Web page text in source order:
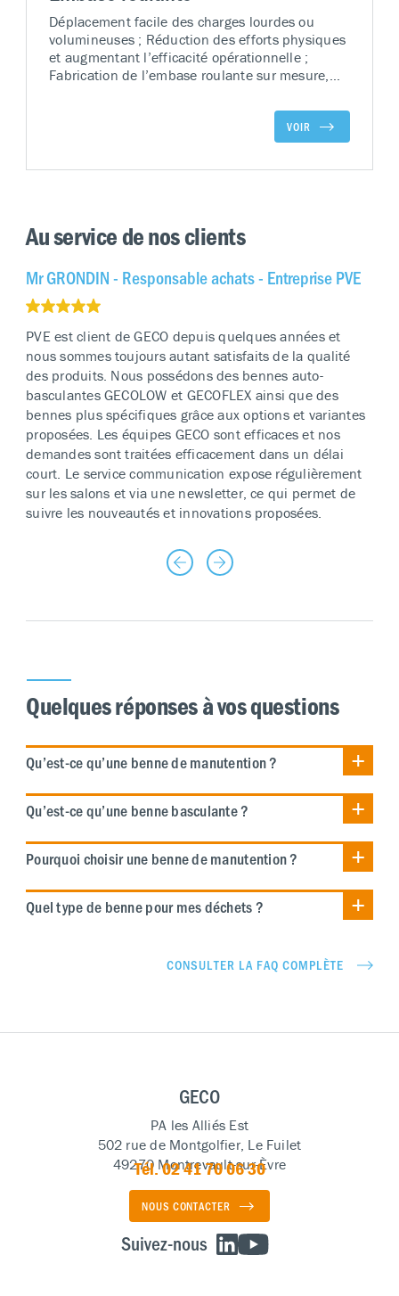
Déplacement facile des charges lourdes ou
volumineuses ; Réduction des efforts physiques
et augmentant l’efficacité opérationnelle ;
Fabrication de l’embase roulante sur mesure,
revêtements possibles : caillebotis, bois, tôle
VOIR
Au service de nos clients
Mr GRONDIN - Responsable achats - Entreprise PVE
PVE est client de GECO depuis quelques années et
nous sommes toujours autant satisfaits de la qualité
des produits. Nous possédons des bennes auto-
basculantes GECOLOW et GECOFLEX ainsi que des
bennes plus spécifiques grâce aux options et variantes
proposées. Les équipes GECO sont efficaces et nos
demandes sont traitées efficacement dans un délai
court. Le service communication expose régulièrement
sur les salons et via une newsletter, ce qui permet de
suivre les nouveautés et innovations proposées.
Quelques réponses à vos questions
Qu’est-ce qu’une benne de manutention ?
Qu’est-ce qu’une benne basculante ?
Pourquoi choisir une benne de manutention ?
Quel type de benne pour mes déchets ?
CONSULTER LA FAQ COMPLÈTE
GECO
PA les Alliés Est
502 rue de Montgolfier, Le Fuilet
49270 Montrevault-sur-Èvre
Tél. 02 41 70 06 30
NOUS CONTACTER
Suivez-nous